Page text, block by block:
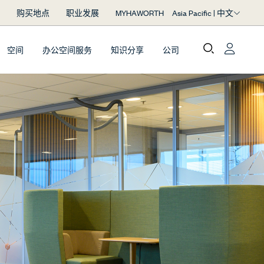
购买地点 职业发展 MYHAWORTH Asia Pacific | 中文
空间 办公空间服务 知识分享 公司